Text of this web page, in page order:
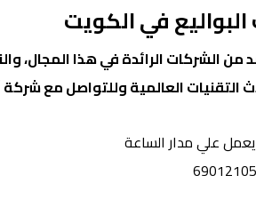
في الكويت
من الشركات الرائدة في هذا المجال،
التقنيات العالمية وللتواصل مع
علي مدار الساعة